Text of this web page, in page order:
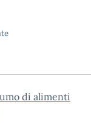
di alimenti